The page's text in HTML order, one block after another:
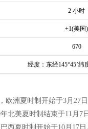
2 小时
+1(美国)
670
经度：东经145°45’纬
欧洲夏时制开始于3月27
北美夏时制结束于11月7
西夏时制开始于10月17日